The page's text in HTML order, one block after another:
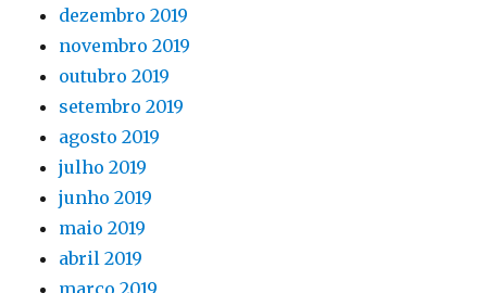
dezembro 2019
novembro 2019
outubro 2019
setembro 2019
agosto 2019
julho 2019
junho 2019
maio 2019
abril 2019
março 2019